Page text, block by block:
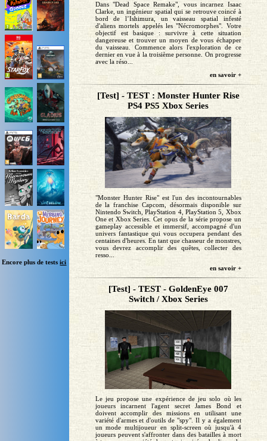
Encore plus de testsici
Dans "Dead Space Remake", vous incarnez Isaac
Clarke, un ingénieur spatial qui se retrouve coincé à
bord de l’Ishimura, un vaisseau spatial infesté
d'aliens mortels appelés les "Nécromorphes". Votre
objectif est basique : survivre à cette situation
dangereuse et trouver un moyen de vous échapper
du vaisseau. Commence alors l'exploration de ce
dernier en vue à la troisième personne. On progresse
avec la réso...
en savoir +
[Test] - TEST : Monster Hunter Rise
PS4 PS5 Xbox Series
"Monster Hunter Rise" est l'un des incontournables
de la franchise Capcom, désormais disponible sur
Nintendo Switch, PlayStation 4, PlayStation 5, Xbox
One et Xbox Series. Cet opus de la série propose un
gameplay accessible et immersif, accompagné d'un
univers fantastique qui vous occupera pendant des
centaines d'heures. En tant que chasseur de monstres,
vous devrez accomplir des quêtes, collecter des
resso...
en savoir +
[Test] - TEST - GoldenEye 007
Switch / Xbox Series
Le jeu propose une expérience de jeu solo où les
joueurs incarnent l'agent secret James Bond et
doivent accomplir des missions en utilisant une
variété d'armes et d'outils de "spy". Il y a également
un mode multijoueur en split-screen où jusqu'à 4
joueurs peuvent s'affronter dans des batailles à mort